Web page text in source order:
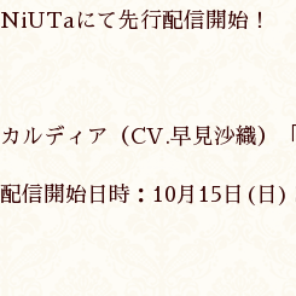
NiUTaにて先行配信開始！
カルディア（CV.早見沙織
配信開始日時：10月15日(日)